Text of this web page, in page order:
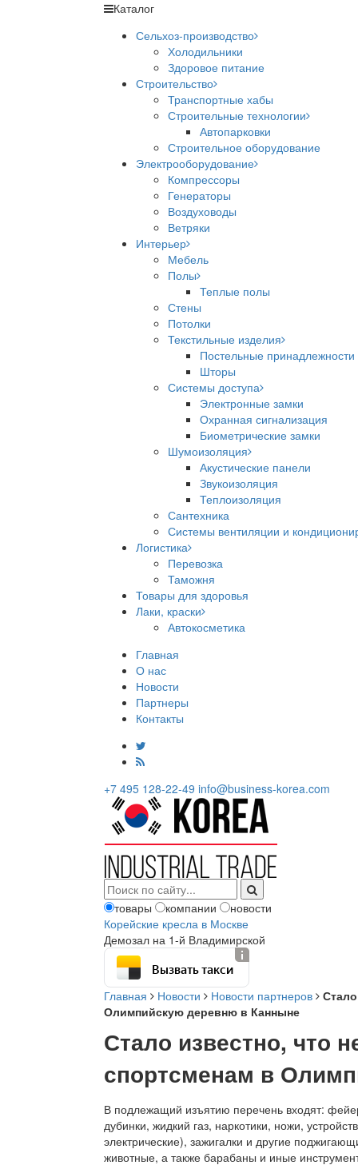
Каталог
Сельхоз-производство
Холодильники
Здоровое питание
Строительство
Транспортные хабы
Строительные технологии
Автопарковки
Строительное оборудование
Электрооборудование
Компрессоры
Генераторы
Воздуховоды
Ветряки
Интерьер
Мебель
Полы
Теплые полы
Стены
Потолки
Текстильные изделия
Постельные принадлежности
Шторы
Системы доступа
Электронные замки
Охранная сигнализация
Биометрические замки
Шумоизоляция
Акустические панели
Звукоизоляция
Теплоизоляция
Сантехника
Системы вентиляции и
Логистика
Перевозка
Таможня
Товары для здоровья
Лаки, краски
Автокосметика
Главная
О нас
Новости
Партнеры
Контакты
+7 495 128-22-49 info@business-korea.com
товары компании
новости
Корейские кресла в Москве
Демозал на 1-й Владимирской
Вызвать такси
Главная Новости Новости партнеров
Олимпийскую деревню в Канныне
Стало известно, что
спортсменам в
В подлежащий изъятию перечень входят:
дубинки, жидкий газ, наркотики, ножи,
электрические), зажигалки и другие
животные, а также барабаны и иные